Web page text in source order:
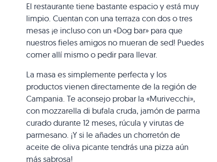
El restaurante tiene bastante espacio y está muy
limpio. Cuentan con una terraza con dos o tres
mesas ¡e incluso con un «Dog bar» para que
nuestros fieles amigos no mueran de sed! Puedes
comer allí mismo o pedir para llevar.
La masa es simplemente perfecta y los
productos vienen directamente de la región de
Campania. Te aconsejo probar la «Murivecchi»,
con mozzarella di bufala cruda, jamón de parma
curado durante 12 meses, rúcula y virutas de
parmesano. ¡Y si le añades un chorretón de
aceite de oliva picante tendrás una pizza aún
más sabrosa!